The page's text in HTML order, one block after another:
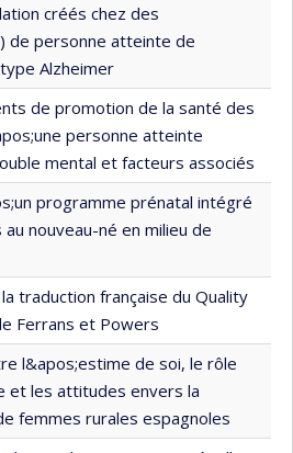
créés chez des
de personne atteinte de
Alzheimer
de promotion de la santé des
personne atteinte
mental et facteurs associés
programme prénatal intégré
nouveau-né en milieu de
traduction française du Quality
Ferrans et Powers
l&apos;estime de soi, le rôle
et les attitudes envers la
femmes rurales espagnoles